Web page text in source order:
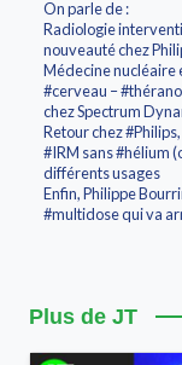
On parle de :
Radiologie
nouveauté chez
Médecine nucléaire
#cerveau –
chez Spectrum
Retour chez
#IRM sans #hélium
différents usages
Enfin, Philippe
#multidose qui va
Plus de JT